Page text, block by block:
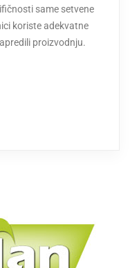
same setvene
koriste adekvatne
proizvodnju.